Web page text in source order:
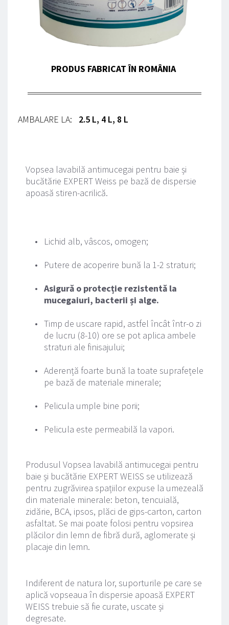
PRODUS FABRICAT ÎN ROMÂNIA
AMBALARE LA: 2.5 L, 4 L, 8 L
Vopsea lavabilă antimucegai pentru baie și
bucătărie EXPERT Weiss pe bază de dispersie
apoasă stiren-acrilică.
Lichid alb, vâscos, omogen;
Putere de acoperire bună la 1-2 straturi;
Asigură o protecție rezistentă la
mucegaiuri, bacterii și alge.
Timp de uscare rapid, astfel încât într-o zi
de lucru (8-10) ore se pot aplica ambele
straturi ale finisajului;
Aderență foarte bună la toate suprafețele
pe bază de materiale minerale;
Pelicula umple bine porii;
Pelicula este permeabilă la vapori.
Produsul Vopsea lavabilă antimucegai pentru
baie și bucătărie EXPERT WEISS se utilizează
pentru zugrăvirea spațiilor expuse la umezeală
din materiale minerale: beton, tencuială,
zidărie, BCA, ipsos, plăci de gips-carton, carton
asfaltat. Se mai poate folosi pentru vopsirea
plăcilor din lemn de fibră dură, aglomerate și
placaje din lemn.
Indiferent de natura lor, suporturile pe care se
aplică vopseaua în dispersie apoasă EXPERT
WEISS trebuie să fie curate, uscate și
degresate.